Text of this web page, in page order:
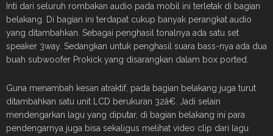
Inti dari seluruh rombakan audio pada mobil ini terletak di bagian
belakang. Di bagian ini terdapat cukup banyak perangkat audio
yang ditambahkan. Sebagai penghasil tonalnya ada satu set
speaker 3way. Sedangkan untuk penghasil suara bass-nya ada dua
buah subwoofer Prokick yang disarangkan dalam box ported.
Guna menambah kesan atraktif, pada bagian belakang juga turut
ditambahkan satu unit LCD berukuran 32â€. Jadi selain
mendengarkan lagu yang diputar, di bagian belakang ini para
pendengarnya juga bisa sekaligus melihat video clip dari lagu